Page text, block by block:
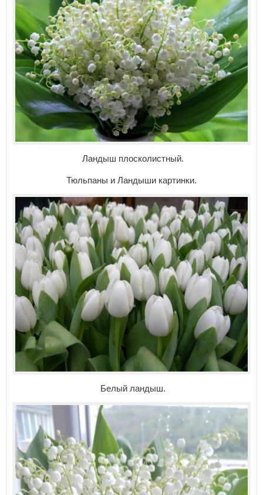
Ландыш плосколистный.
Тюльпаны и Ландыши картинки.
Белый ландыш.